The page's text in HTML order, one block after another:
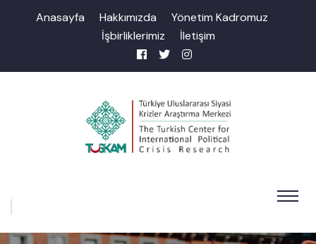
Anasayfa Hakkımızda
Yönetim Kadromuz
İşbirliklerimiz
İletişim